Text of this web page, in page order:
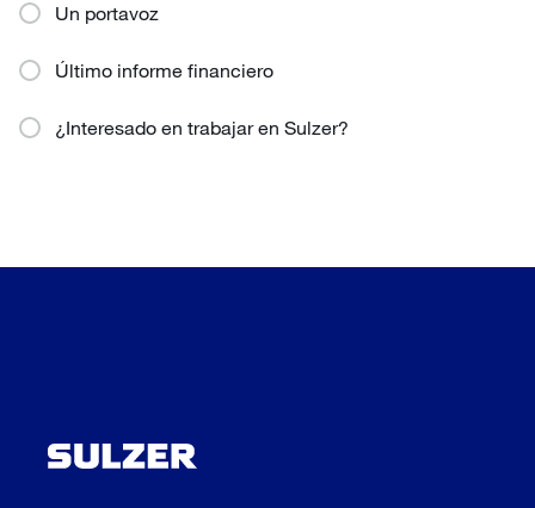
Un portavoz
Último informe financiero
¿Interesado en trabajar en Sulzer?